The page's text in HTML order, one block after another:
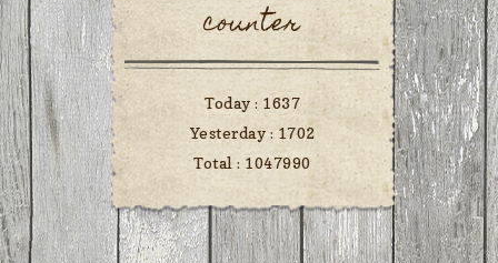
counter
Today : 1637
Yesterday : 1702
Total : 1047990